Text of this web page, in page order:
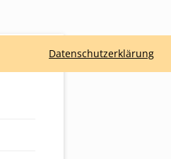
Datenschutzerklärung